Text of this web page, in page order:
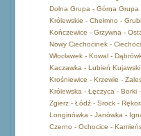
Dolna Grupa - Górna Grupa
Królewskie - Chełmno -
Kończewice - Grzywna -
Nowy Ciechocinek -
Włocławek - Kowal -
Kaczawka - Lubień
Krośniewice - Krzewie -
Królewska - Łęczyca - Borki
Zgierz - Łódź - Srock -
Longinówka - Janówka -
Czerno - Ochocice -